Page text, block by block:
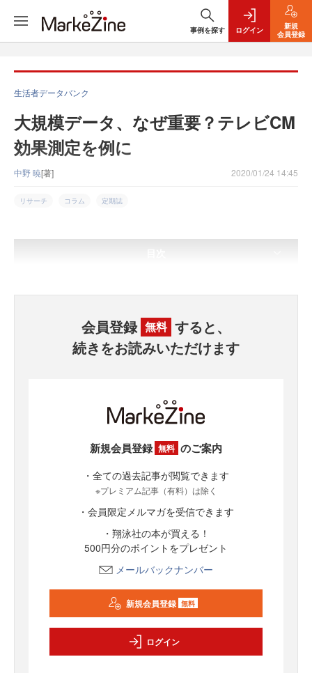
事例を探す ログイン
新規
会員登録
生活者データバンク
大規模データ、なぜ重要？テレビCM
効果測定を例に
中野 暁[著] 2020/01/24 14:45
リサーチ コラム 定期誌
会員登録 無料 すると、
続きをお読みいただけます
新規会員登録 無料 のご案内
・全ての過去記事が閲覧できます
※プレミアム記事（有料）は除く
・会員限定メルマガを受信できます
・翔泳社の本が買える！
500円分のポイントをプレゼント
メールバックナンバー
新規会員登録 無料
ログイン